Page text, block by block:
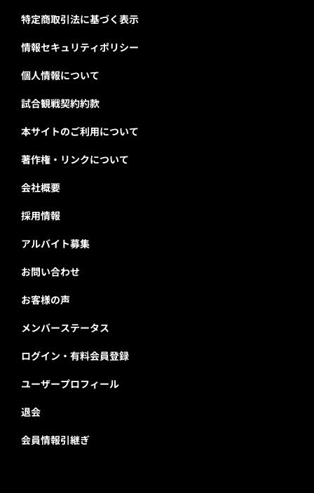
特定商取引法に基づく表示
情報セキュリティポリシー
個人情報について
試合観戦契約約款
本サイトのご利用について
著作権・リンクについて
会社概要
採用情報
アルバイト募集
お問い合わせ
お客様の声
メンバーステータス
ログイン・有料会員登録
ユーザープロフィール
退会
会員情報引継ぎ